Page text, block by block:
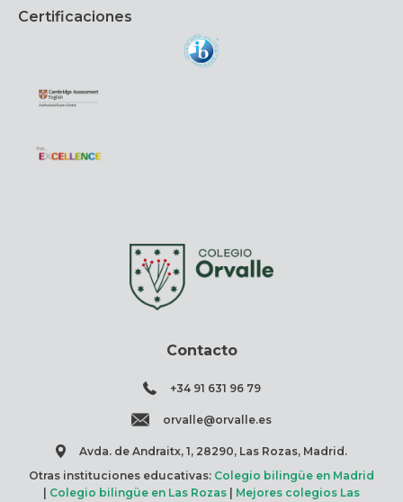
Certificaciones
Contacto
+34 91 631 96 79
orvalle@orvalle.es
Avda. de Andraitx, 1, 28290, Las Rozas, Madrid.
Otras instituciones educativas: Colegio bilingüe en Madrid
Colegio bilingüe en Las Rozas
Mejores colegios Las